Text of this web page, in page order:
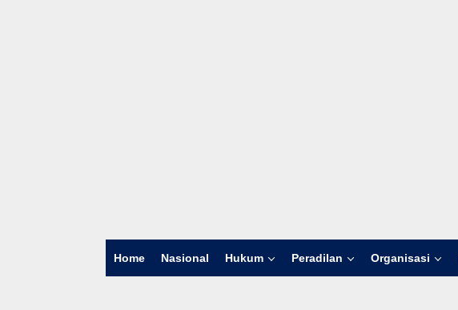
Home Nasional Hukum Peradilan Organisasi